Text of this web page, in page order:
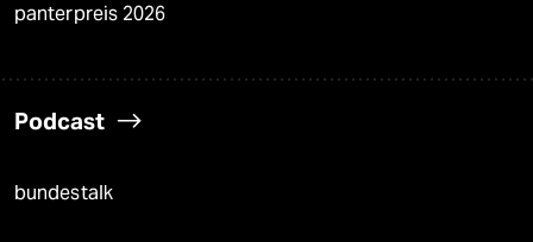
panterpreis 2026
Podcast
bundestalk